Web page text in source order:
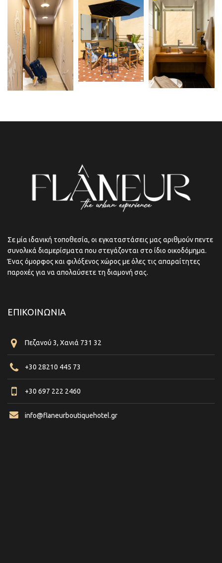
Σε μία ιδανική τοποθεσία, οι εγκαταστάσεις μας αριθμούν πεντε
συνολικά διαμερίσματα που στεγάζονται στο ίδιο οικοδόμημα.
Ένας όμορφος και φιλόξενος χώρος με όλες τις απαραίτητες
παροχές για να απολαύσετε τη διαμονή σας.
ΕΠΙΚΟΙΝΩΝΊΑ
Πεζανού 3, Χανιά 731 32
+30 28210 445 73
+30 697 222 2460
info@flaneurboutiquehotel.gr